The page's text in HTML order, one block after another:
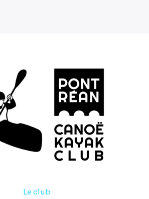
Le club